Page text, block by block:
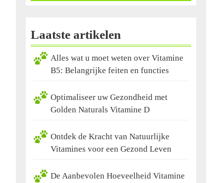
Laatste artikelen
Alles wat u moet weten over Vitamine
B5: Belangrijke feiten en functies
Optimaliseer uw Gezondheid met
Golden Naturals Vitamine D
Ontdek de Kracht van Natuurlijke
Vitamines voor een Gezond Leven
De Aanbevolen Hoeveelheid Vitamine